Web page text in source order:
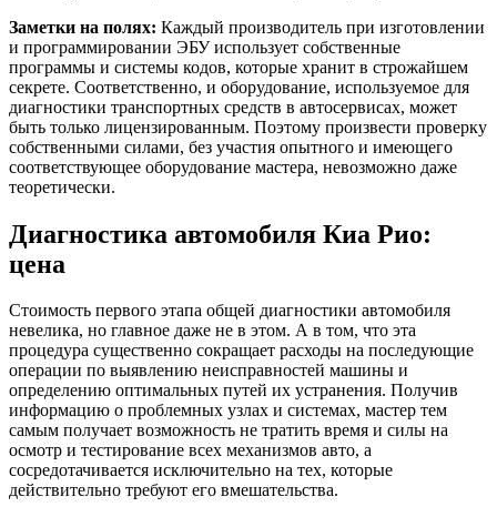
Заметки на полях: Каждый производитель при изготовлении
и программировании ЭБУ использует собственные
программы и системы кодов, которые хранит в строжайшем
секрете. Соответственно, и оборудование, используемое для
диагностики транспортных средств в автосервисах, может
быть только лицензированным. Поэтому произвести проверку
собственными силами, без участия опытного и имеющего
соответствующее оборудование мастера, невозможно даже
теоретически.
Диагностика автомобиля Киа Рио:
цена
Стоимость первого этапа общей диагностики автомобиля
невелика, но главное даже не в этом. А в том, что эта
процедура существенно сокращает расходы на последующие
операции по выявлению неисправностей машины и
определению оптимальных путей их устранения. Получив
информацию о проблемных узлах и системах, мастер тем
самым получает возможность не тратить время и силы на
осмотр и тестирование всех механизмов авто, а
сосредотачивается исключительно на тех, которые
действительно требуют его вмешательства.